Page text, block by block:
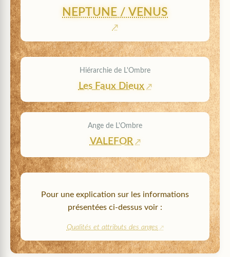
NEPTUNE / VENUS
Hiérarchie de L'Ombre
Les Faux Dieux
Ange de L'Ombre
VALEFOR
Pour une explication sur les informations
présentées ci-dessus voir :
Qualités et attributs des anges